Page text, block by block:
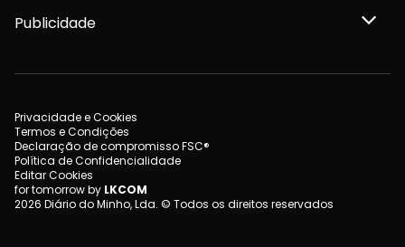
Publicidade
Privacidade e Cookies
Termos e Condições
Declaração de compromisso FSC®
Política de Confidencialidade
Editar Cookies
for tomorrow by LKCOM
2026 Diário do Minho, Lda. © Todos os direitos reservados